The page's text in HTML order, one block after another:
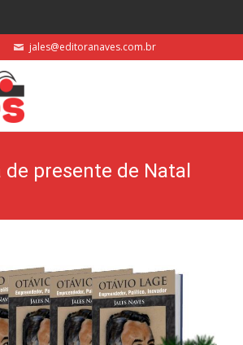
jales@editoranaves.com.br
presente de Natal